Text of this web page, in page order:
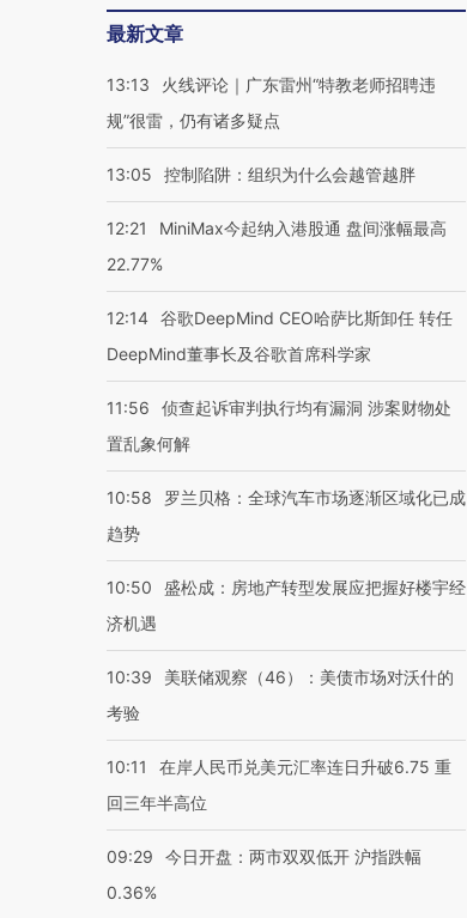
最新文章
13:13
火线评论｜广东雷州“特教老师招聘违
规”很雷，仍有诸多疑点
13:05 控制陷阱：组织为什么会越管越胖
12:21
MiniMax今起纳入港股通 盘间涨幅最高
22.77%
12:14 谷歌DeepMind CEO哈萨比斯卸任 转任
DeepMind董事长及谷歌首席科学家
11:56
侦查起诉审判执行均有漏洞 涉案财物处
置乱象何解
10:58
罗兰贝格：全球汽车市场逐渐区域化已成
趋势
10:50
盛松成：房地产转型发展应把握好楼宇经
济机遇
10:39
美联储观察（46）：美债市场对沃什的
考验
10:11
在岸人民币兑美元汇率连日升破6.75 重
回三年半高位
09:29
今日开盘：两市双双低开 沪指跌幅
0.36%